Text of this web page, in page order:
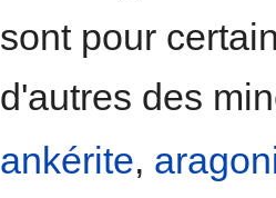
sont pour
d'autres des
ankérite,